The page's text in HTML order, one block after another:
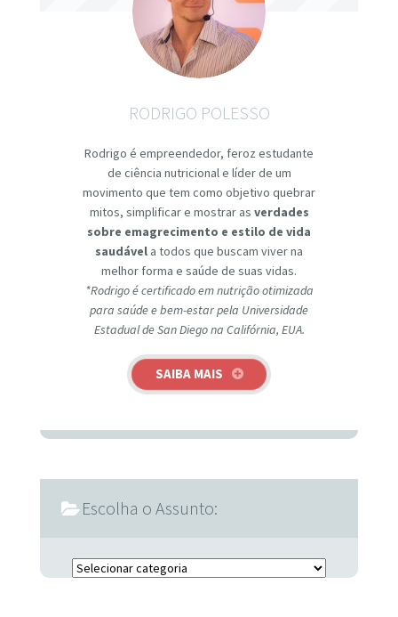
RODRIGO POLESSO
Rodrigo é empreendedor, feroz estudante
de ciência nutricional e líder de um
movimento que tem como objetivo quebrar
mitos, simplificar e mostrar as verdades
sobre emagrecimento e estilo de vida
saudável a todos que buscam viver na
melhor forma e saúde de suas vidas.
*Rodrigo é certificado em nutrição otimizada
para saúde e bem-estar pela Universidade
Estadual de San Diego na Califórnia, EUA.
SAIBA MAIS
Escolha o Assunto:
Escolha o Assunto: